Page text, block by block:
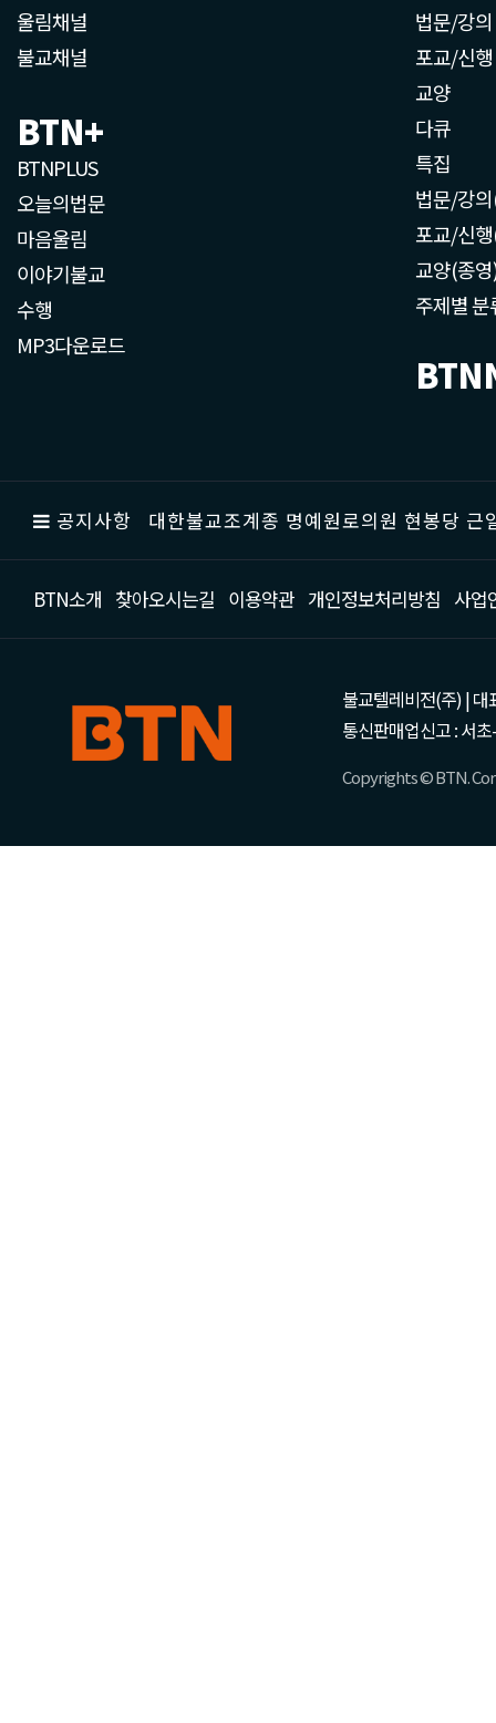
울림채널
불교채널
BTN+
BTNPLUS
오늘의법문
마음울림
이야기불교
수행
MP3다운로드
법문/강의
포교/신행
교양
다큐
특집
법문/강
포교/신
교양(종
주제별 분
공지사항 대한불교조계종 명예원로의원 현봉당
BTN소개 찾아오시는길 이용약관 개인정보처리방침 사업
불교텔레비전(주) | 대
통신판매업신고 : 서
Copyrights © BTN.